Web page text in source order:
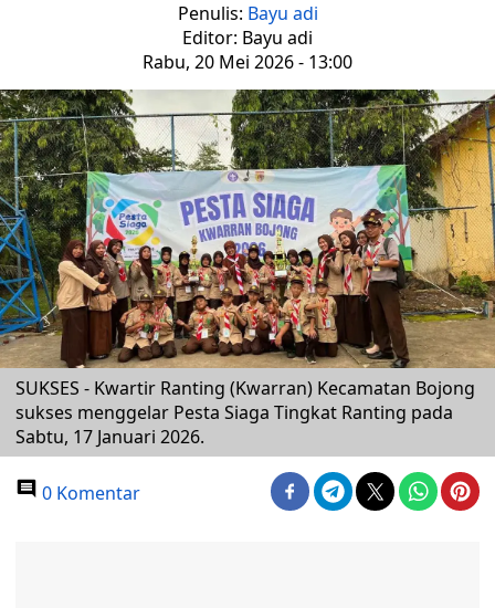
Penulis: Bayu adi
Editor: Bayu adi
Rabu, 20 Mei 2026 - 13:00
SUKSES - Kwartir Ranting (Kwarran) Kecamatan Bojong
sukses menggelar Pesta Siaga Tingkat Ranting pada
Sabtu, 17 Januari 2026.
0 Komentar